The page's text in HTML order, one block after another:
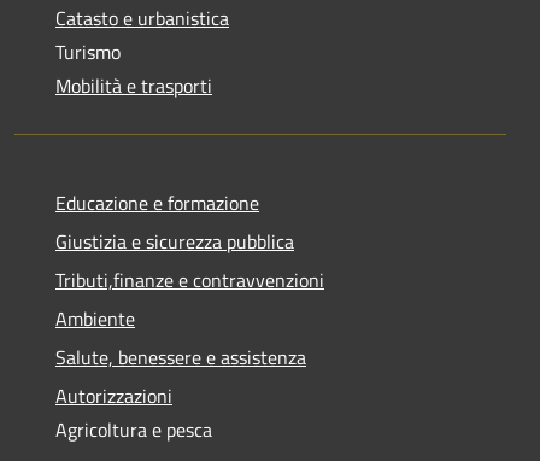
Catasto e urbanistica
Turismo
Mobilità e trasporti
Educazione e formazione
Giustizia e sicurezza pubblica
Tributi,finanze e contravvenzioni
Ambiente
Salute, benessere e assistenza
Autorizzazioni
Agricoltura e pesca